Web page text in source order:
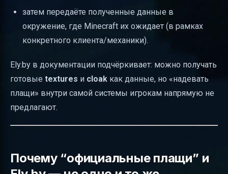
затем передаёте полученные данные в
окружение, где Minecraft их ожидает (в рамках
конкретного клиента/механики).
Ely.by в документации подчёркивает: можно получать
готовые textures и cloak как данные, но «надевать
плащи» внутри самой системы игрокам напрямую не
предлагают.
Почему “официальные плащи” и